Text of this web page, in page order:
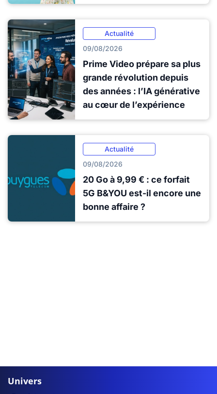
Actualité
09/08/2026
Prime Video prépare sa plus
grande révolution depuis
des années : l’IA générative
au cœur de l’expérience
Actualité
09/08/2026
20 Go à 9,99 € : ce forfait
5G B&YOU est-il encore une
bonne affaire ?
Univers